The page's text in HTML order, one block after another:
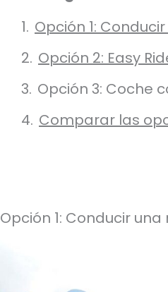
Opción 1:
Opción 2: Easy
Opción 3: Coche
Comparar las
Opción 1: Conducir